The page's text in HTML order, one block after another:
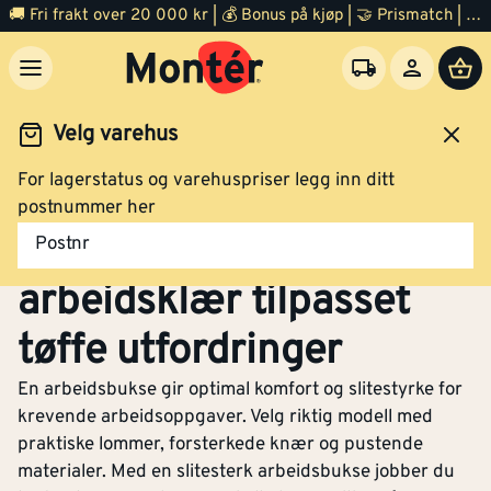
🚚 Fri frakt over 20 000 kr | 💰 Bonus på kjøp | 🤝 Prismatch | ⭐ 100% fornøyd garanti | 🏪 140 byggevarehus
Velg varehus
For lagerstatus og varehuspriser legg inn ditt
postnummer her
Postnr
og verneutstyr
Arbeidsbukse – Robust
arbeidsklær tilpasset
tøffe utfordringer
En arbeidsbukse gir optimal komfort og slitestyrke for
krevende arbeidsoppgaver. Velg riktig modell med
praktiske lommer, forsterkede knær og pustende
materialer. Med en slitesterk arbeidsbukse jobber du